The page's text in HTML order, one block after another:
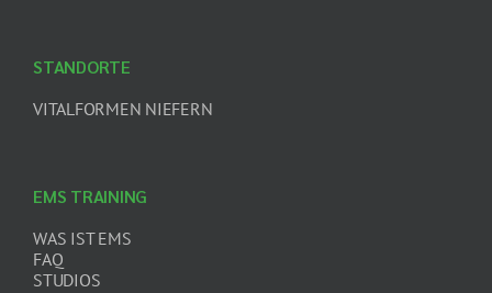
EMS TRAINING
WAS IST EMS
FAQ
STUDIOS
STANDORTE
VITALFORMEN NIEFERN